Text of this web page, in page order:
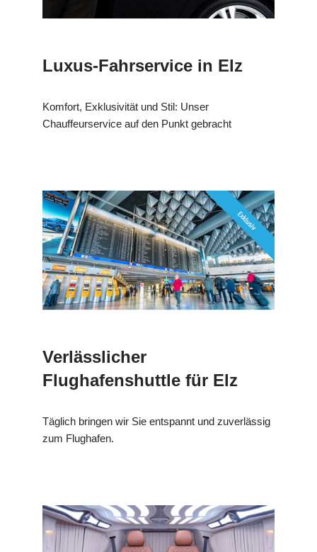
Luxus-Fahrservice in Elz
Komfort, Exklusivität und Stil: Unser
Chauffeurservice auf den Punkt gebracht
Verlässlicher
Flughafenshuttle für Elz
Täglich bringen wir Sie entspannt und zuverlässig
zum Flughafen.